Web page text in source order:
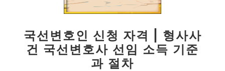
국선변호인 신청 자격 | 형사사
건 국선변호사 선임 소득 기준
과 절차